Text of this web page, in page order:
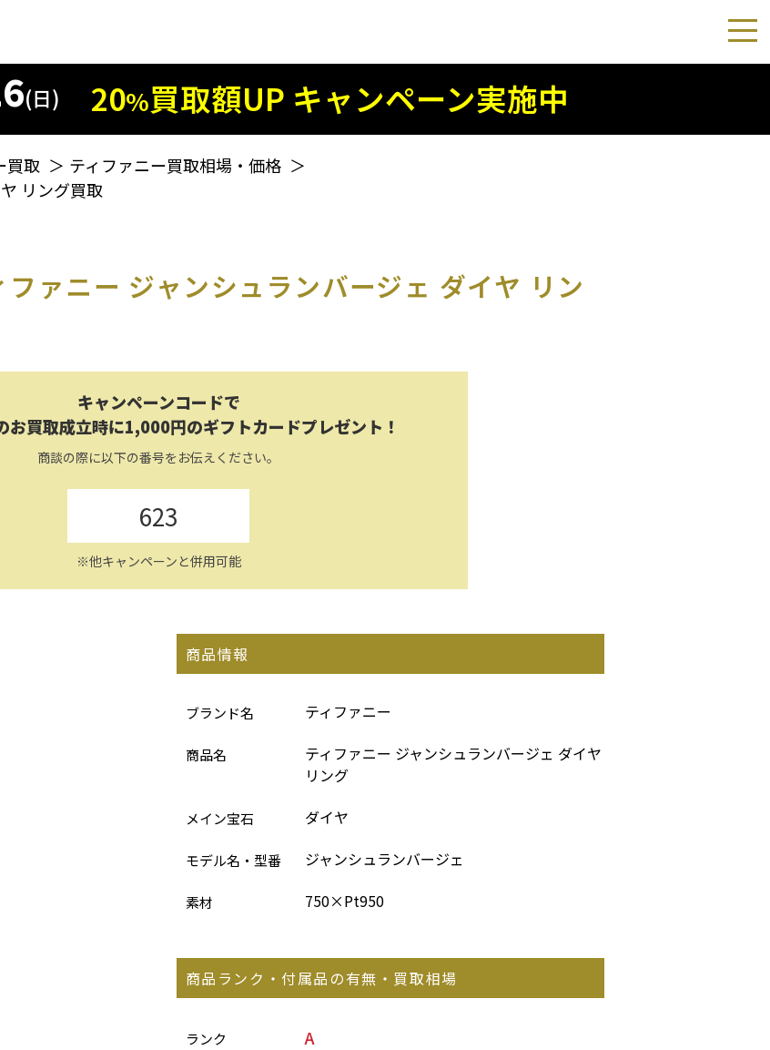
(日) 20%買取額UP キャンペーン実施中
買取 ＞ ティファニー買取相場・価格 ＞
リング買取
ファニー ジャンシュランバージェ ダイヤ リン
キャンペーンコードで
お買取成立時に1,000円のギフトカードプレゼント！
商談の際に以下の番号をお伝えください。
623
※他キャンペーンと併用可能
商品情報
ブランド名 ティファニー
商品名
ティファニー ジャンシュランバージェ ダイヤ
リング
メイン宝石 ダイヤ
モデル名・型番 ジャンシュランバージェ
素材 750×Pt950
商品ランク・付属品の有無・買取相場
ランク A